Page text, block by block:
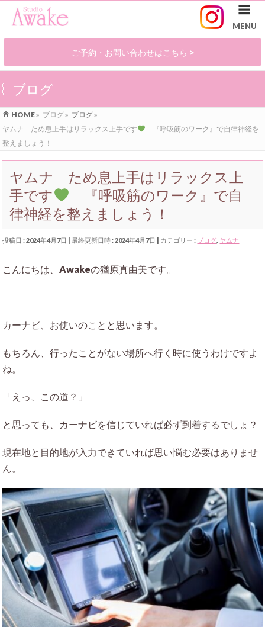
ご予約・お問い合わせはこちら >
ブログ
HOME» ブログ» ブログ»
ヤムナ ため息上手はリラックス上手です
『呼吸筋のワーク』で自律神経を
整えましょう！
ヤムナ ため息上手はリラックス上
手です
『呼吸筋のワーク』で自
律神経を整えましょう！
投稿日 : 2024年4月7日 最終更新日時 : 2024年4月7日 カテゴリー : ブログ, ヤムナ
こんにちは、Awakeの猶原真由美です。
カーナビ、お使いのことと思います。
もちろん、行ったことがない場所へ行く時に使うわけですよ
ね。
「えっ、この道？」
と思っても、カーナビを信じていれば必ず到着するでしょ？
現在地と目的地が入力できていれば思い悩む必要はありませ
ん。